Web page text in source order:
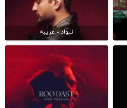
نیواد - غریبه